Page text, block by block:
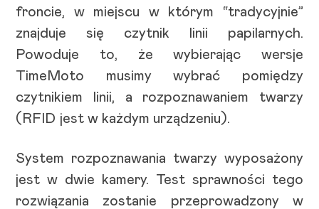
froncie, w miejscu w którym “tradycyjnie”
znajduje się czytnik linii papilarnych.
Powoduje to, że wybierając wersje
TimeMoto musimy wybrać pomiędzy
czytnikiem linii, a rozpoznawaniem twarzy
(RFID jest w każdym urządzeniu).
System rozpoznawania twarzy wyposażony
jest w dwie kamery. Test sprawności tego
rozwiązania zostanie przeprowadzony w